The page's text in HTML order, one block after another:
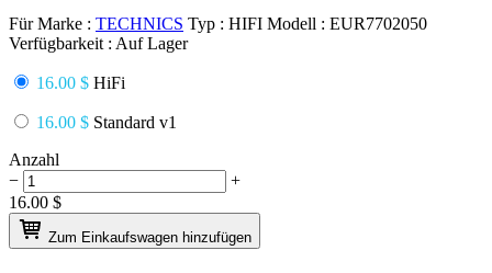
Für Marke : TECHNICS Typ : HIFI Modell : EUR7702050
Verfügbarkeit : Auf Lager
16.00 $ HiFi
16.00 $ Standard v1
Anzahl
−
+
16.00 $
Zum Einkaufswagen hinzufügen